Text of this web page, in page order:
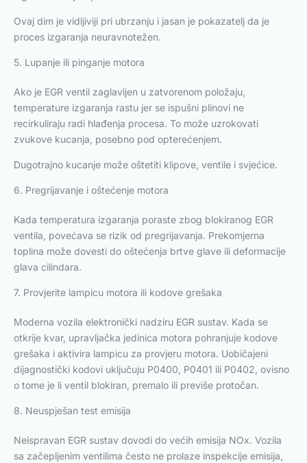
Ovaj dim je vidljiviji pri ubrzanju i jasan je pokazatelj da je
proces izgaranja neuravnotežen.
5. Lupanje ili pinganje motora
Ako je EGR ventil zaglavljen u zatvorenom položaju,
temperature izgaranja rastu jer se ispušni plinovi ne
recirkuliraju radi hlađenja procesa. To može uzrokovati
zvukove kucanja, posebno pod opterećenjem.
Dugotrajno kucanje može oštetiti klipove, ventile i svjećice.
6. Pregrijavanje i oštećenje motora
Kada temperatura izgaranja poraste zbog blokiranog EGR
ventila, povećava se rizik od pregrijavanja. Prekomjerna
toplina može dovesti do oštećenja brtve glave ili deformacije
glava cilindara.
7. Provjerite lampicu motora ili kodove grešaka
Moderna vozila elektronički nadziru EGR sustav. Kada se
otkrije kvar, upravljačka jedinica motora pohranjuje kodove
grešaka i aktivira lampicu za provjeru motora. Uobičajeni
dijagnostički kodovi uključuju P0400, P0401 ili P0402, ovisno
o tome je li ventil blokiran, premalo ili previše protočan.
8. Neuspješan test emisija
Neispravan EGR sustav dovodi do većih emisija NOx. Vozila
sa začepljenim ventilima često ne prolaze inspekcije emisija,